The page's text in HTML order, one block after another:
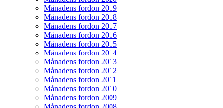
Månadens fordon 2019
Månadens fordon 2018
Månadens fordon 2017
Månadens fordon 2016
Månadens fordon 2015
Månadens fordon 2014
Månadens fordon 2013
Månadens fordon 2012
Månadens fordon 2011
Månadens fordon 2010
Månadens fordon 2009
Månadens fordon 2008